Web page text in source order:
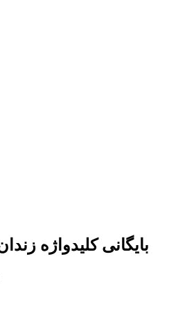
بایگانی کلیدواژه